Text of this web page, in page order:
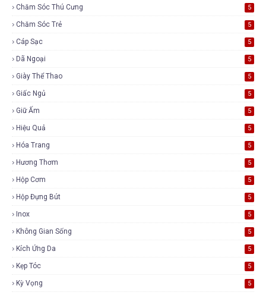
Chăm Sóc Thú Cưng 5
Chăm Sóc Trẻ 5
Cáp Sạc 5
Dã Ngoại 5
Giày Thể Thao 5
Giấc Ngủ 5
Giữ Ấm 5
Hiệu Quả 5
Hóa Trang 5
Hương Thơm 5
Hộp Cơm 5
Hộp Đựng Bút 5
Inox 5
Không Gian Sống 5
Kích Ứng Da 5
Kẹp Tóc 5
Kỳ Vọng 5